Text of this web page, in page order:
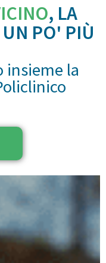
, LA
PO' PIÙ
insieme la